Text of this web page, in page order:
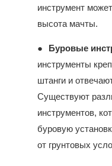
инструмент
высота мачты.
● Буровые
инструменты
штанги и
Существуют
инструментов,
буровую
от грунтовых